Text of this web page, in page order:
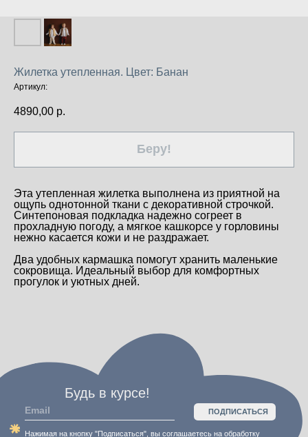
Жилетка утепленная. Цвет: Банан
Артикул:
4890,00 р.
Беру!
Эта утепленная жилетка выполнена из приятной на
ощупь однотонной ткани с декоративной строчкой.
Синтепоновая подкладка надежно согреет в
прохладную погоду, а мягкое кашкорсе у горловины
нежно касается кожи и не раздражает.
Два удобных кармашка помогут хранить маленькие
сокровища. Идеальный выбор для комфортных
прогулок и уютных дней.политика конфиденциальности
пользовательское соглашение
loo.bm.brand@gmail.com
loobrand
+ 7 995 922 84 66
ПОДПИСАТЬСЯ